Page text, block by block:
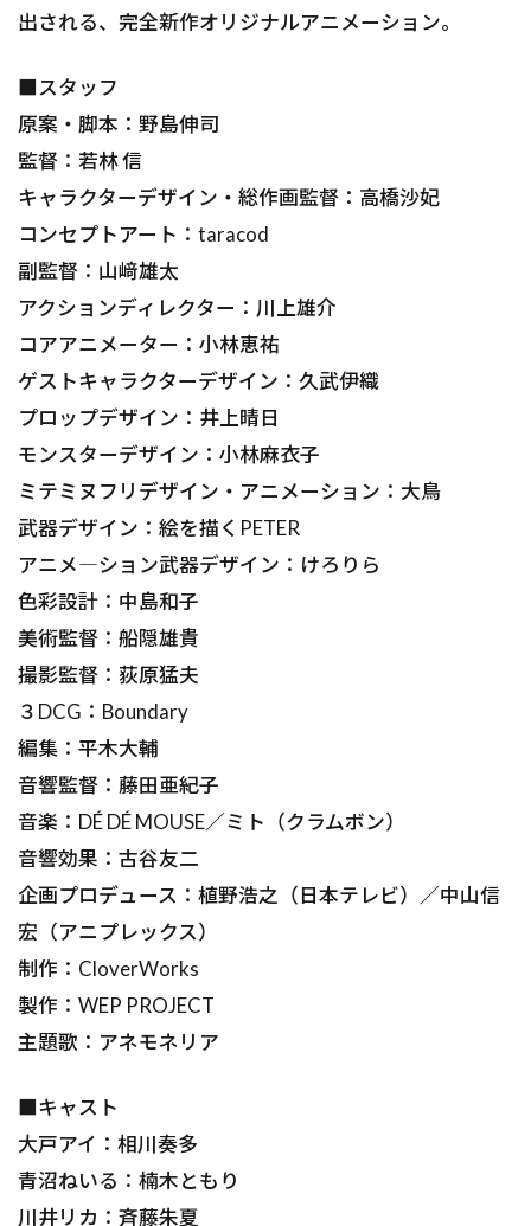
出される、完全新作オリジナルアニメーション――。
■スタッフ
原案・脚本：野島伸司
監督：若林 信
キャラクターデザイン・総作画監督：高橋沙妃
コンセプトアート：taracod
副監督：山﨑雄太
アクションディレクター：川上雄介
コアアニメーター：小林恵祐
ゲストキャラクターデザイン：久武伊織
プロップデザイン：井上晴日
モンスターデザイン：小林麻衣子
ミテミヌフリデザイン・アニメーション：大鳥
武器デザイン：絵を描くPETER
アニメ―ション武器デザイン：けろりら
色彩設計：中島和子
美術監督：船隠雄貴
撮影監督：荻原猛夫
３DCG：Boundary
編集：平木大輔
音響監督：藤田亜紀子
音楽：DÉ DÉ MOUSE／ミト（クラムボン）
音響効果：古谷友二
企画プロデュース：植野浩之（日本テレビ）／中山信
宏（アニプレックス）
制作：CloverWorks
製作：WEP PROJECT
主題歌：アネモネリア
■キャスト
大戸アイ：相川奏多
青沼ねいる：楠木ともり
川井リカ：斉藤朱夏